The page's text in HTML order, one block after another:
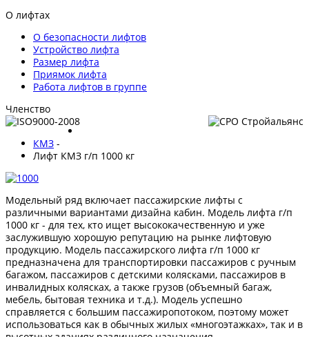
О лифтах
О безопасности лифтов
Устройство лифта
Размер лифта
Приямок лифта
Работа лифтов в группе
Членство
КМЗ -
Лифт КМЗ г/п 1000 кг
Модельный ряд включает пассажирские лифты с
различными вариантами дизайна кабин. Модель лифта г/п
1000 кг - для тех, кто ищет высококачественную и уже
заслужившую хорошую репутацию на рынке лифтовую
продукцию. Модель пассажирского лифта г/п 1000 кг
предназначена для транспортировки пассажиров с ручным
багажом, пассажиров с детскими колясками, пассажиров в
инвалидных колясках, а также грузов (объемный багаж,
мебель, бытовая техника и т.д.). Модель успешно
справляется с большим пассажиропотоком, поэтому может
использоваться как в обычных жилых «многоэтажках», так и в